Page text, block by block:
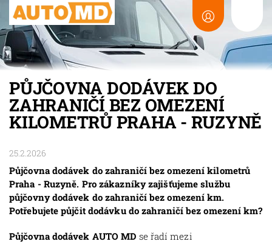
PŮJČOVNA DODÁVEK DO
ZAHRANIČÍ BEZ OMEZENÍ
KILOMETRŮ PRAHA - RUZYNĚ
25.2.2026
Půjčovna dodávek do zahraničí bez omezení kilometrů
Praha - Ruzyně. Pro zákazníky zajišťujeme službu
půjčovny dodávek do zahraničí bez omezení km.
Potřebujete půjčit dodávku do zahraničí bez omezení km?
Půjčovna dodávek AUTO MD se řadí mezi